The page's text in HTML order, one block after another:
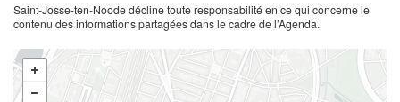
Saint-Josse-ten-Noode décline toute responsabilité en ce qui concerne le
contenu des informations partagées dans le cadre de l’Agenda.